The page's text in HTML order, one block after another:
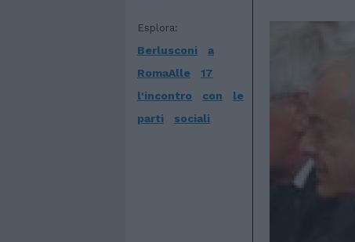
Esplora:
Berlusconi
a
RomaAlle
17
l'incontro
con
le
parti
sociali